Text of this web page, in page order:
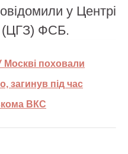
у Центрі
(ЦГЗ) ФСБ.
Москві поховали
загинув під час
ВКС